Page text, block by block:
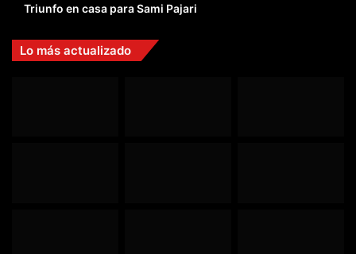
Triunfo en casa para Sami Pajari
Lo más actualizado